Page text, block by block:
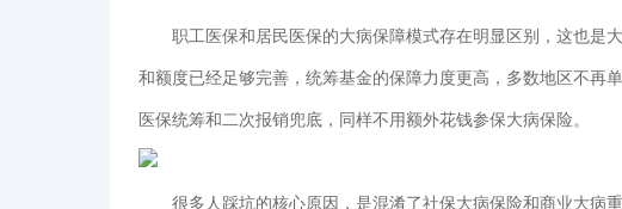
职工医保和居民医保的大病保障模式存在明显区别，这也是
和额度已经足够完善，统筹基金的保障力度更高，多数地区不再
医保统筹和二次报销兜底，同样不用额外花钱参保大病保险。
很多人踩坑的核心原因，是混淆了社保大病保险和商业大病